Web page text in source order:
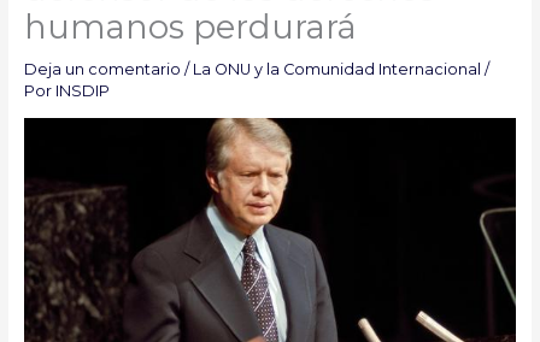
humanos perdurará
Deja un comentario / La ONU y la Comunidad Internacional /
Por INSDIP